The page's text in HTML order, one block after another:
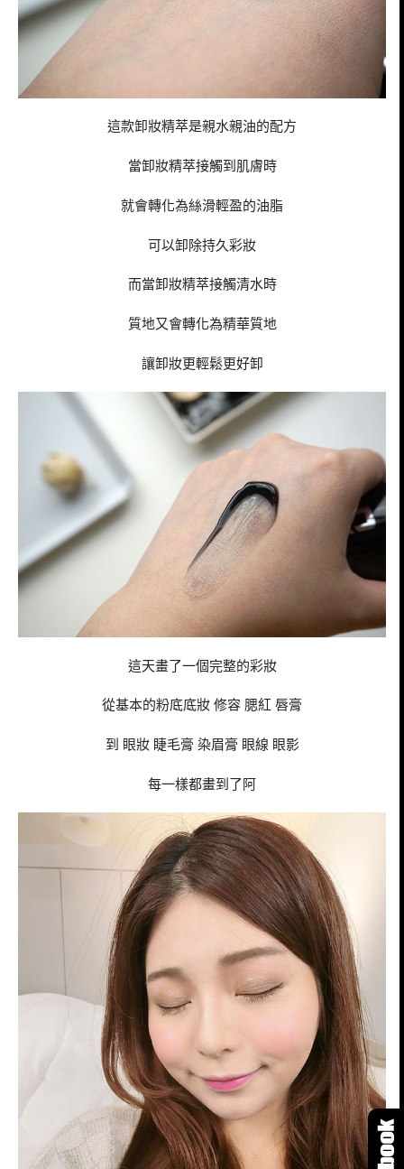
這款卸妝精萃是親水親油的配方
當卸妝精萃接觸到肌膚時
就會轉化為絲滑輕盈的油脂
可以卸除持久彩妝
而當卸妝精萃接觸清水時
質地又會轉化為精華質地
讓卸妝更輕鬆更好卸
這天畫了一個完整的彩妝
從基本的粉底底妝 修容 腮紅 唇膏
到 眼妝 睫毛膏 染眉膏 眼線 眼影
每一樣都畫到了阿